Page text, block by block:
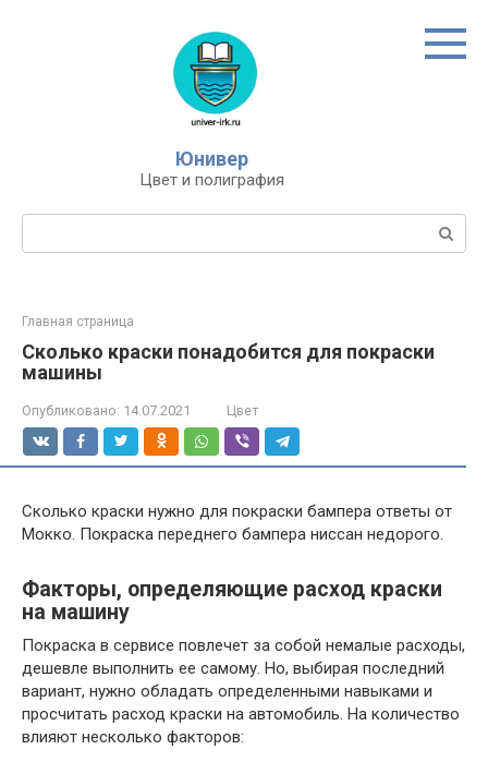
Юнивер
Цвет и полиграфия
Главная страница
Сколько краски понадобится для покраски
машины
Опубликовано: 14.07.2021 Цвет
Сколько краски нужно для покраски бампера ответы от
Мокко. Покраска переднего бампера ниссан недорого.
Факторы, определяющие расход краски
на машину
Покраска в сервисе повлечет за собой немалые расходы,
дешевле выполнить ее самому. Но, выбирая последний
вариант, нужно обладать определенными навыками и
просчитать расход краски на автомобиль. На количество
влияют несколько факторов: